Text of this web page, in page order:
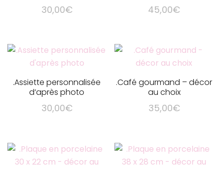
30,00€ 45,00€
a
plusieurs
variations.
Les
options
sur
.Assiette personnalisée
d’après photo
30,00€
.Café gourmand – décor
au choix
35,00€
a
plusieurs